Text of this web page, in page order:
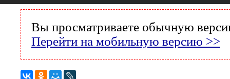
Вы просматриваете обычную
Перейти на мобильную версию >>